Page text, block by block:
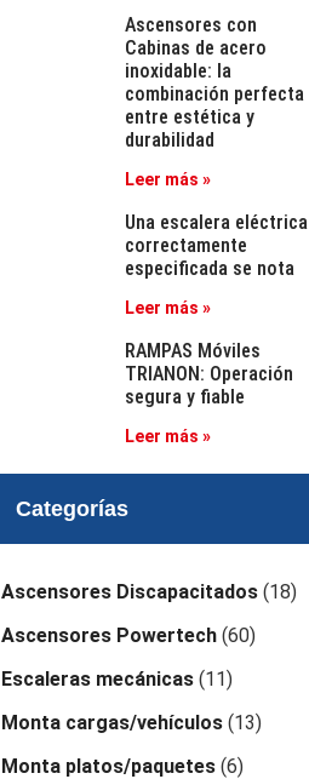
Ascensores con
Cabinas de acero
inoxidable: la
combinación perfecta
entre estética y
durabilidad
Leer más »
Una escalera eléctrica
correctamente
especificada se nota
Leer más »
RAMPAS Móviles
TRIANON: Operación
segura y fiable
Leer más »
Categorías
Ascensores Discapacitados(18)
Ascensores Powertech(60)
Escaleras mecánicas(11)
Monta cargas/vehículos(13)
Monta platos/paquetes(6)